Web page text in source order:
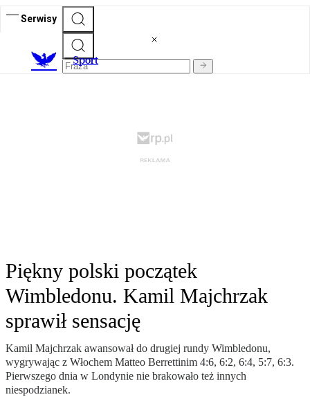
Serwisy
Sport
Piękny polski początek
Wimbledonu. Kamil Majchrzak
sprawił sensację
Kamil Majchrzak awansował do drugiej rundy Wimbledonu,
wygrywając z Włochem Matteo Berrettinim 4:6, 6:2, 6:4, 5:7, 6:3.
Pierwszego dnia w Londynie nie brakowało też innych
niespodzianek.